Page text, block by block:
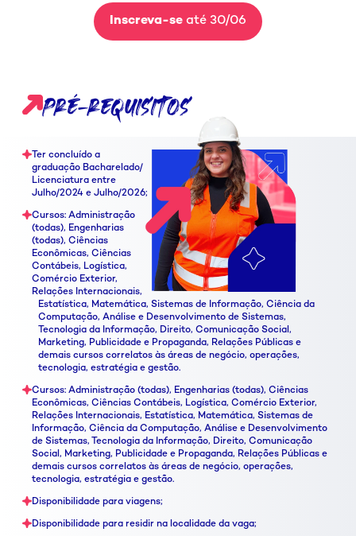
Inscreva-se até 30/06
pré-requisitos
Ter concluído a
graduação Bacharelado/
Licenciatura entre
Julho/2024 e Julho/2026;
Cursos: Administração
(todas), Engenharias
(todas), Ciências
Econômicas, Ciências
Contábeis, Logística,
Comércio Exterior,
Relações Internacionais,
Estatística, Matemática, Sistemas de Informação, Ciência da
Computação, Análise e Desenvolvimento de Sistemas,
Tecnologia da Informação, Direito, Comunicação Social,
Marketing, Publicidade e Propaganda, Relações Públicas e
demais cursos correlatos às áreas de negócio, operações,
tecnologia, estratégia e gestão.
Cursos: Administração (todas), Engenharias (todas), Ciências
Econômicas, Ciências Contábeis, Logística, Comércio Exterior,
Relações Internacionais, Estatística, Matemática, Sistemas de
Informação, Ciência da Computação, Análise e Desenvolvimento
de Sistemas, Tecnologia da Informação, Direito, Comunicação
Social, Marketing, Publicidade e Propaganda, Relações Públicas e
demais cursos correlatos às áreas de negócio, operações,
tecnologia, estratégia e gestão.
Disponibilidade para viagens;
Disponibilidade para residir na localidade da vaga;